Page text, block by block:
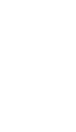
préférées. Un